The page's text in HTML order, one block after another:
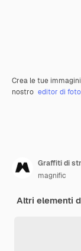
Crea le tue
nostro editor di foto
Graffiti di
magnific
Altri elementi